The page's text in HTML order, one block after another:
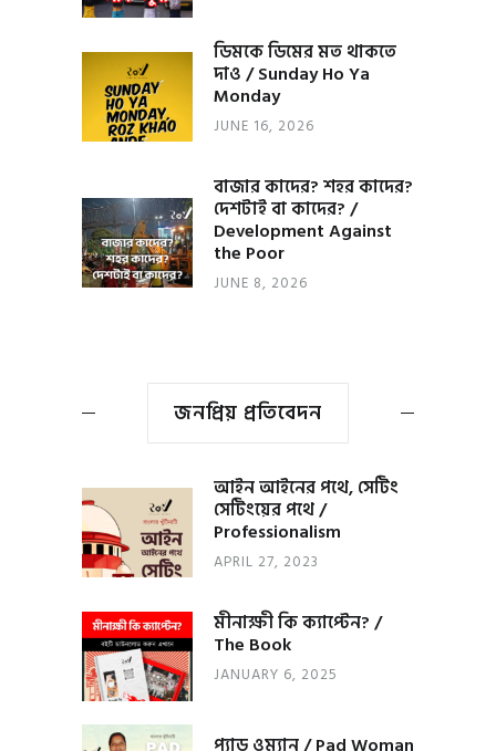
ডিমকে ডিমের মত থাকতে
দাও / Sunday Ho Ya
Monday
JUNE 16, 2026
বাজার কাদের? শহর কাদের?
দেশটাই বা কাদের? /
Development Against
the Poor
JUNE 8, 2026
জনপ্রিয় প্রতিবেদন
আইন আইনের পথে, সেটিং
সেটিংয়ের পথে /
Professionalism
APRIL 27, 2023
মীনাক্ষী কি ক্যাপ্টেন? /
The Book
JANUARY 6, 2025